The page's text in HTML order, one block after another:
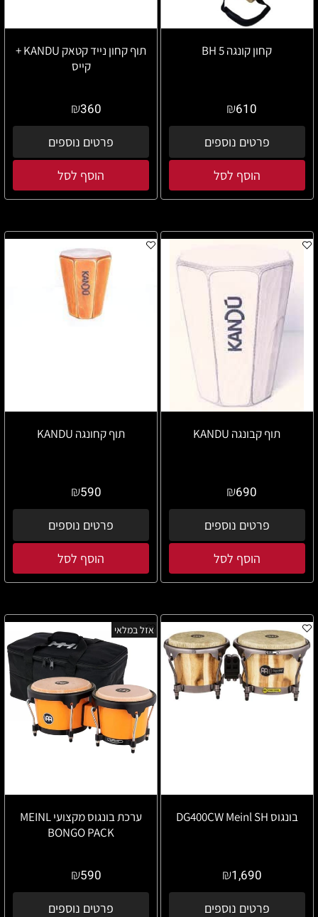
קחון קונגה BH 5
₪610
פרטים נוספים
הוסף לסל
תוף קחון נייד קטאק KANDU +
קייס
₪360
פרטים נוספים
הוסף לסל
תוף קבונגה KANDU
₪690
פרטים נוספים
הוסף לסל
תוף קחונגה KANDU
₪590
פרטים נוספים
הוסף לסל
בונגוס DG400CW Meinl SH
₪1,690
פרטים נוספים
אזל במלאי
ערכת בונגוס מקצועי MEINL
BONGO PACK
₪590
פרטים נוספים